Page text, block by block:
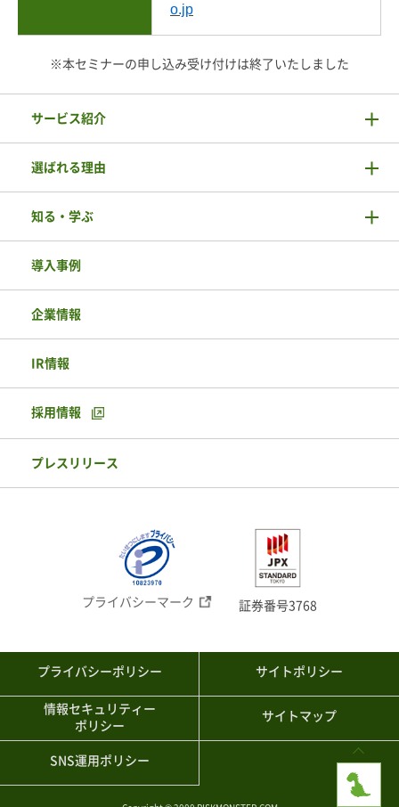
o.jp
※本セミナーの申し込み受け付けは終了いたしました
サービス紹介
選ばれる理由
知る・学ぶ
導入事例
企業情報
IR情報
採用情報
プレスリリース
プライバシーマーク 証券番号3768
プライバシーポリシー
情報セキュリティー
ポリシー
SNS運用ポリシー
サイトポリシー
サイトマップ